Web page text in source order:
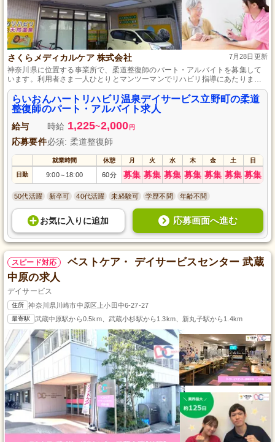
さくらメディカルケア 株式会社 7月28日更新
神奈川県に位置する事業所で、柔道整復師のパート・アルバイトを募集して
います。利用者さま一人ひとりとマンツーマンでリハビリ指導にあたりま
す。未経験者でも歓迎し、土日休みで働きやすい環境を整えています。機能
訓練指導業務を通して、自立支援を目指すやりがいのあるお仕事です。
らいおんハートリハビリ温泉デイサービス立野町の柔道
整復師のパート・アルバイト求人
給与 時給 1,225~2,000 円
応募要件必須: 柔道整復師
就業時間 休憩 月 火 水 木 金 土 日
日勤 9:00～ 18:00 60分 募集 募集 募集 募集 募集 募集 募集
50代活躍 新卒可 40代活躍 未経験可 学歴不問 年齢不問
お気に入り に追加 応募画面へ進む
スピード対応
ベストケア・ デイサービスセンター 武蔵
中原の求人
デイサービス
住所 神奈川県川崎市中原区上小田中6-27-27
最寄駅 武蔵中原駅から0.5km、武蔵小杉駅から1.3km、新丸子駅から1.4km